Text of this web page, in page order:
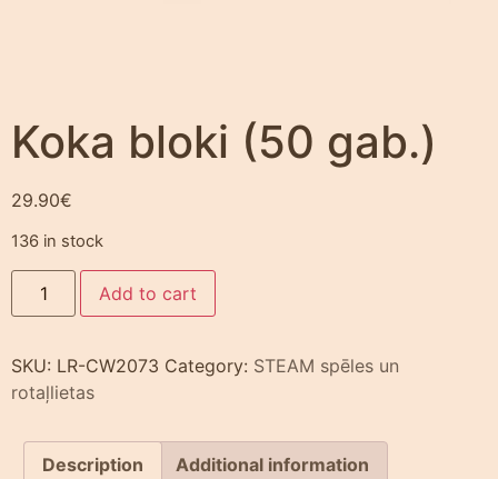
Koka bloki (50 gab.)
29.90€
136 in stock
Add to cart
SKU: LR-CW2073 Category: STEAM spēles un
rotaļlietas
Description Additional information